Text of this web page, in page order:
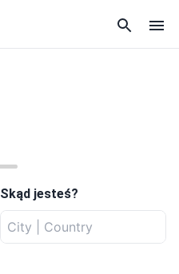
Skąd jesteś?